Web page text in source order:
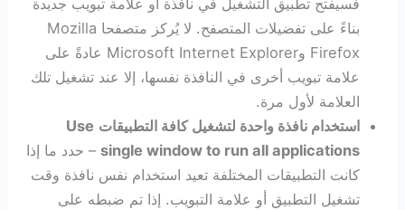
فسيفتح تطبيق التشغيل في نافذة أو علامة تبويب جديدة
بناءً على تفضيلات المتصفح. لا يُركز متصفحا Mozilla
Firefox وMicrosoft Internet Explorer عادةً على
علامة تبويب أخرى في النافذة نفسها، إلا عند تشغيل تلك
العلامة لأول مرة.
استخدام نافذة واحدة لتشغيل كافة التطبيقات Use
single window to run all applications – حدد ما إذا
كانت التطبيقات المختلفة تعيد استخدام نفس نافذة وقت
تشغيل التطبيق أو علامة التبويب. إذا تم ضبطه على